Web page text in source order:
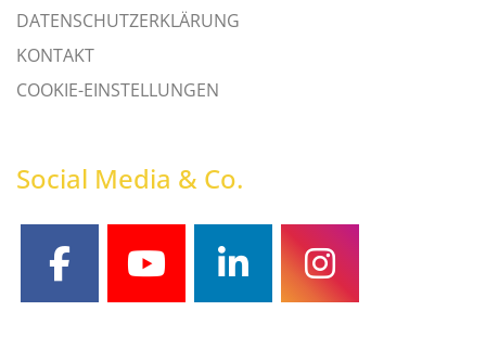
DATENSCHUTZERKLÄRUNG
KONTAKT
COOKIE-EINSTELLUNGEN
Social Media & Co.
facebookyoutubelinkedininstagram